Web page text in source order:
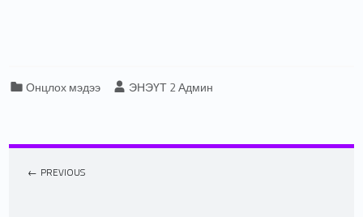
Categorized in:
Онцлох мэдээ Written by:
ЭНЭҮТ 2 Админ
PREVIOUS